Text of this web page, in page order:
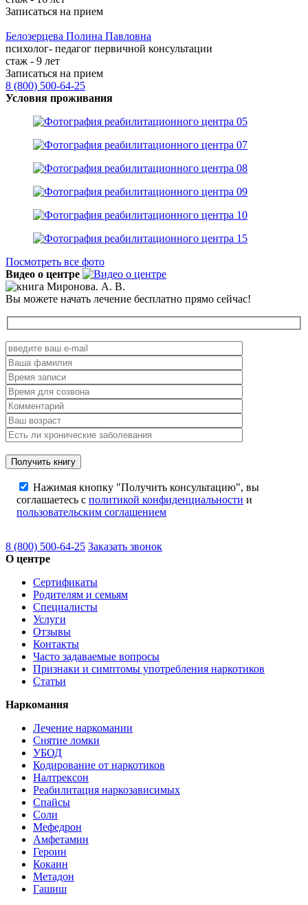
Записаться на прием
Белозерцева Полина Павловна
психолог- педагог первичной консультации
стаж - 9 лет
Записаться на прием
8 (800) 500-64-25
Условия проживания
Посмотреть все фото
Видео о центре
Вы можете начать лечение бесплатно прямо сейчас!
Нажимая кнопку "Получить консультацию", вы
соглашаетесь с политикой конфиденциальности и
пользовательским соглашением
8 (800) 500-64-25 Заказать звонок
О центре
Сертификаты
Родителям и семьям
Специалисты
Услуги
Отзывы
Контакты
Часто задаваемые вопросы
Признаки и симптомы употребления наркотиков
Статьи
Наркомания
Лечение наркомании
Снятие ломки
УБОД
Кодирование от наркотиков
Налтрексон
Реабилитация наркозависимых
Спайсы
Соли
Мефедрон
Амфетамин
Героин
Кокаин
Метадон
Гашиш